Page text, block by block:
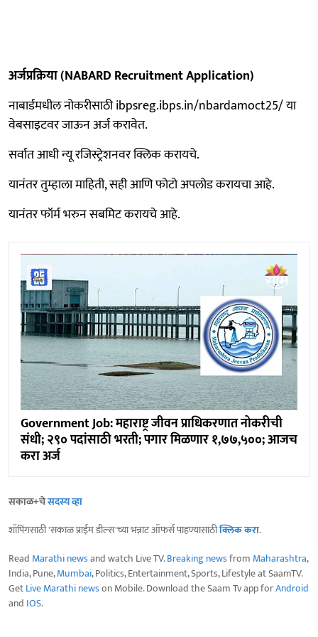
अर्जप्रक्रिया (NABARD Recruitment Application)
नाबार्डमधील नोकरीसाठी ibpsreg.ibps.in/nbardamoct25/ या
वेबसाइटवर जाऊन अर्ज करावेत.
सर्वात आधी न्यू रजिस्ट्रेशनवर क्लिक करायचे.
यानंतर तुम्हाला माहिती, सही आणि फोटो अपलोड करायचा आहे.
यानंतर फॉर्म भरुन सबमिट करायचे आहे.
Government Job: महाराष्ट्र जीवन प्राधिकरणात नोकरीची
संधी; २९० पदांसाठी भरती; पगार मिळणार १,७७,५००; आजच
करा अर्ज
सकाळ+चेसदस्य व्हा
शॉपिंगसाठी 'सकाळ प्राईम डील्स'च्या भन्नाट ऑफर्स पाहण्यासाठीक्लिक करा.
Read Marathi newsand watch Live TV.Breaking newsfrom Maharashtra,
India, Pune,Mumbai, Politics, Entertainment, Sports, Lifestyle at SaamTV.
GetLive Marathi newson Mobile. Download the Saam Tv app forAndroid
and IOS.